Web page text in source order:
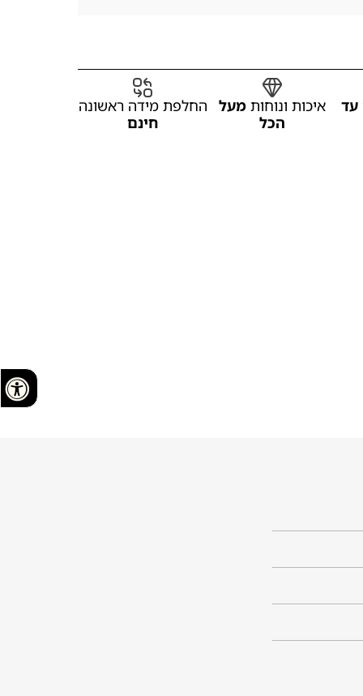
עד איכות ונוחות מעל
הכל
החלפת מידה ראשונה
חינם